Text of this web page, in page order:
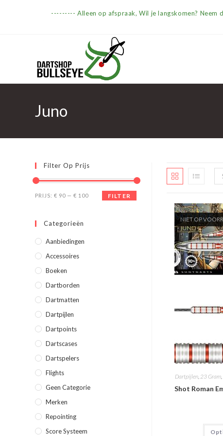
--------- Alleen op afspraak, Wil je langskomen?
Juno
Filter Op Prijs
Min.
Max.
FILTER
PRIJS: € 90 — € 100
Categorieën
Aanbiedingen
Accessoires
Boeken
Dartborden
Dartmatten
Dartpijlen
Dartpoints
Dartscases
Dartspelers
Flights
Geen Categorie
Merken
Repointing
Score Systeem
NIET OP
Dartpijlen,23 Gram,
Shot Roman